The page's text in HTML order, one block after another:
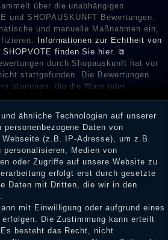
über die unabhängigen
und SHOPAUSKUNFT Bewertungen.
und manuelle Maßnahmen ein,
Informationen zur Echtheit von
SHOPVOTE finden Sie hier. ⧉
durch Shopauskunft hat vor
stattgefunden. Die Bewertungen
stammen, die die Ware oder
und über die erfolgte Verifizierung im
ähnliche Technologien auf unserer
Daten von
Webseite (z.B. IP-Adresse), um z.B.
personalisieren, Medien von
oder Zugriffe auf unsere Website zu
erfolgt erst durch gesetzte
Daten mit Dritten, die wir in den
mit Einwilligung oder aufgrund eines
Die Zustimmung kann erteilt
besteht das Recht, nicht